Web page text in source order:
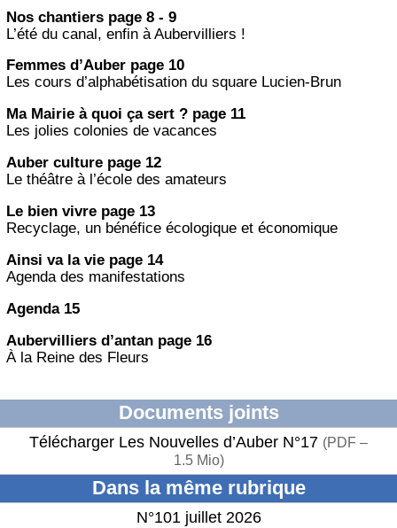
Nos chantiers page 8 - 9
L’été du canal, enfin à Aubervilliers !
Femmes d’Auber page 10
Les cours d’alphabétisation du square Lucien-Brun
Ma Mairie à quoi ça sert ? page 11
Les jolies colonies de vacances
Auber culture page 12
Le théâtre à l’école des amateurs
Le bien vivre page 13
Recyclage, un bénéfice écologique et économique
Ainsi va la vie page 14
Agenda des manifestations
Agenda 15
Aubervilliers d’antan page 16
À la Reine des Fleurs
Documents joints
Télécharger Les Nouvelles d’Auber N°17 (PDF –
1.5 Mio)
Dans la même rubrique
N°101 juillet 2026